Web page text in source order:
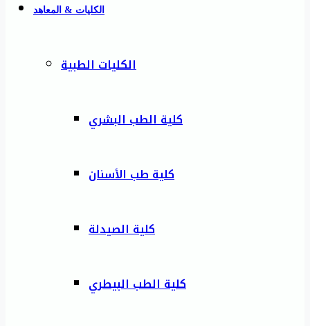
الكليات & المعاهد
الكليات الطبية
كلية الطب البشري
كلية طب الأسنان
كلية الصيدلة
كلية الطب البيطري